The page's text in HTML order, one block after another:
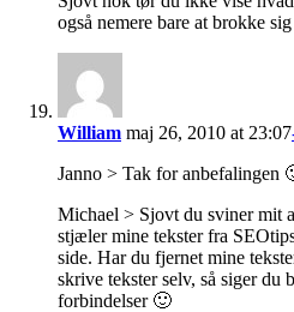
også nemere bare at brokke
William maj 26, 2010 at 23:07
Janno > Tak for anbefalingen
Michael > Sjovt du sviner mit
stjæler mine tekster fra
side. Har du fjernet mine
skrive tekster selv, så siger du
forbindelser 🙂